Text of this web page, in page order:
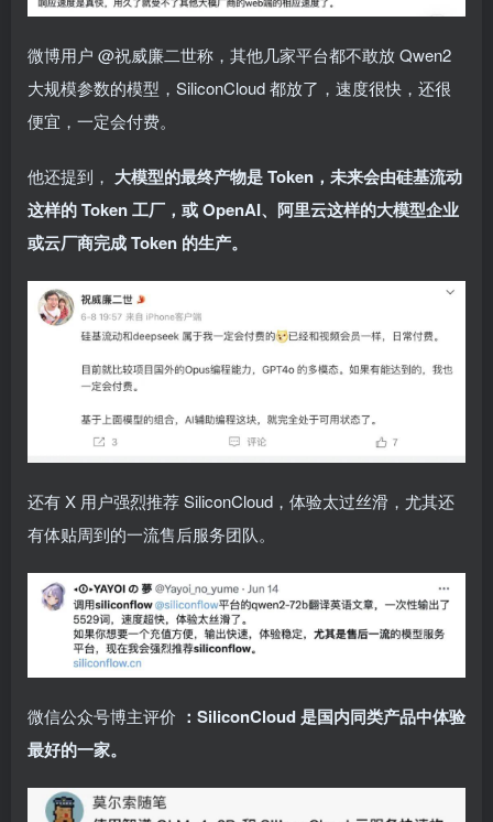
微博用户 @祝威廉二世称，其他几家平台都不敢放 Qwen2
大规模参数的模型，SiliconCloud 都放了，速度很快，还很
便宜，一定会付费。
他还提到， 大模型的最终产物是 Token，未来会由硅基流动
这样的 Token 工厂，或 OpenAI、阿里云这样的大模型企业
或云厂商完成 Token 的生产。
还有 X 用户强烈推荐 SiliconCloud，体验太过丝滑，尤其还
有体贴周到的一流售后服务团队。
微信公众号博主评价 ：SiliconCloud 是国内同类产品中体验
最好的一家。